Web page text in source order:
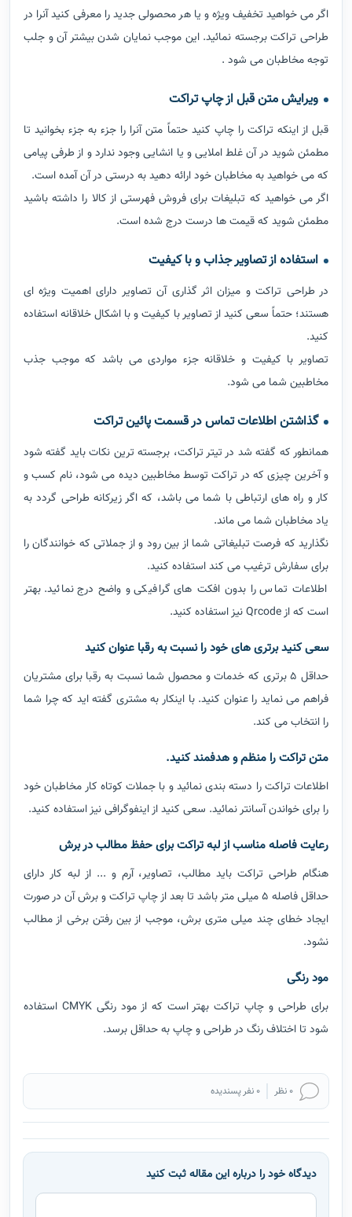
اگر می خواهید تخفیف ویژه و یا هر محصولی جدید را معرفی کنید آنرا در
طراحی تراکت برجسته نمائید. این موجب نمایان شدن بیشتر آن و جلب
توجه مخاطبان می شود .
ویرایش متن قبل از چاپ تراکت
قبل از اینکه تراکت را چاپ کنید حتماً متن آنرا را جزء به جزء بخوانید تا
مطمئن شوید در آن غلط املایی و یا انشایی وجود ندارد و از طرفی پیامی
که می خواهید به مخاطبان خود ارائه دهید به درستی در آن آمده است.
اگر می خواهید که تبلیغات برای فروش فهرستی از کالا را داشته باشید
مطمئن شوید که قیمت ها درست درج شده است.
استفاده از تصاویر جذاب و با کیفیت
در طراحی تراکت و میزان اثر گذاری آن تصاویر دارای اهمیت ویژه ای
هستند؛ حتماً سعی کنید از تصاویر با کیفیت و با اشکال خلاقانه استفاده
کنید.
تصاویر با کیفیت و خلاقانه جزء مواردی می باشد که موجب جذب
مخاطبین شما می شود.
گذاشتن اطلاعات تماس در قسمت پائین تراکت
همانطور که گفته شد در تیتر تراکت، برجسته ترین نکات باید گفته شود
و آخرین چیزی که در تراکت توسط مخاطبین دیده می شود، نام کسب و
کار و راه های ارتباطی با شما می باشد، که اگر زیرکانه طراحی گردد به
یاد مخاطبان شما می ماند.
نگذارید که فرصت تبلیغاتی شما از بین رود و از جملاتی که خوانندگان را
برای سفارش ترغیب می کند استفاده کنید.
اطلاعات تماس را بدون افکت های گرافیکی و واضح درج نمائید. بهتر
است که از Qrcode نیز استفاده کنید.
سعی کنید برتری های خود را نسبت به رقبا عنوان کنید
حداقل 5 برتری که خدمات و محصول شما نسبت به رقبا برای مشتریان
فراهم می نماید را عنوان کنید. با اینکار به مشتری گفته اید که چرا شما
را انتخاب می کند.
متن تراکت را منظم و هدفمند کنید.
اطلاعات تراکت را دسته بندی نمائید و با جملات کوتاه کار مخاطبان خود
را برای خواندن آسانتر نمائید. سعی کنید از اینفوگرافی نیز استفاده کنید.
رعایت فاصله مناسب از لبه تراکت برای حفظ مطالب در برش
هنگام طراحی تراکت باید مطالب، تصاویر، آرم و ... از لبه کار دارای
حداقل فاصله 5 میلی متر باشد تا بعد از چاپ تراکت و برش آن در صورت
ایجاد خطای چند میلی متری برش، موجب از بین رفتن برخی از مطالب
نشود.
مود رنگی
برای طراحی و چاپ تراکت بهتر است که از مود رنگی CMYK استفاده
شود تا اختلاف رنگ در طراحی و چاپ به حداقل برسد.
0 نظر 0 نفر پسندیده
دیدگاه خود را درباره این مقاله ثبت کنید